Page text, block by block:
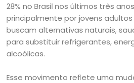
28% no Brasil nos últimos três
principalmente por jovens adultos
buscam alternativas naturais,
para substituir refrigerantes,
alcoólicas.
Esse movimento reflete uma